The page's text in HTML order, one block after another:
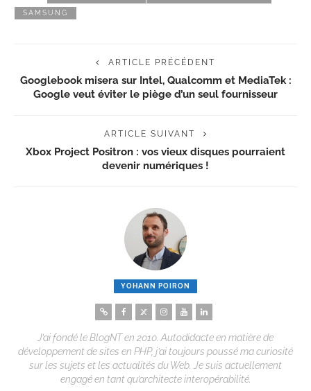
SAMSUNG
ARTICLE PRÉCÉDENT
Googlebook misera sur Intel, Qualcomm et MediaTek :
Google veut éviter le piège d’un seul fournisseur
ARTICLE SUIVANT
Xbox Project Positron : vos vieux disques pourraient
devenir numériques !
YOHANN POIRON
J’ai fondé le BlogNT en 2010. Autodidacte en matière de
développement de sites en PHP, j’ai toujours poussé ma curiosité
sur les sujets et les actualités du Web. Je suis actuellement
engagé en tant qu’architecte interopérabilité.